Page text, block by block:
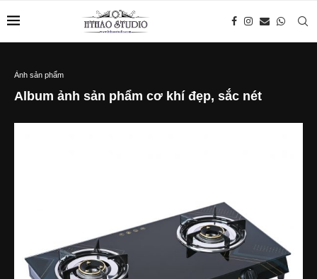
Ảnh sản phẩm
Album ảnh sản phẩm cơ khí đẹp, sắc nét